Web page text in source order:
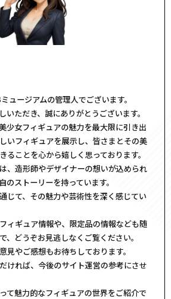
ュージアムの管理人でございます。
いただき、誠にありがとうございます。
少女フィギュアの魅力を最大限に引き出
いフィギュアを展示し、皆さまとその美
ることを心から嬉しく思っております。
、造形師やデザイナーの想いが込められ
のストーリーを持っています。
じて、その魅力や芸術性を深く感じてい
ィギュア情報や、限定品の情報なども随
、どうぞお見逃しなくご覧ください。
見やご感想もお待ちしております。
ければ、今後のサイト運営の参考にさせ
て魅力的なフィギュアの世界をご紹介で